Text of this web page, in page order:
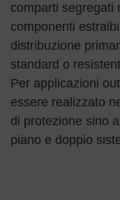
comparti segregati
componenti
distribuzione
standard o
Per applicazioni
essere realizzato
di protezione sino
piano e doppio